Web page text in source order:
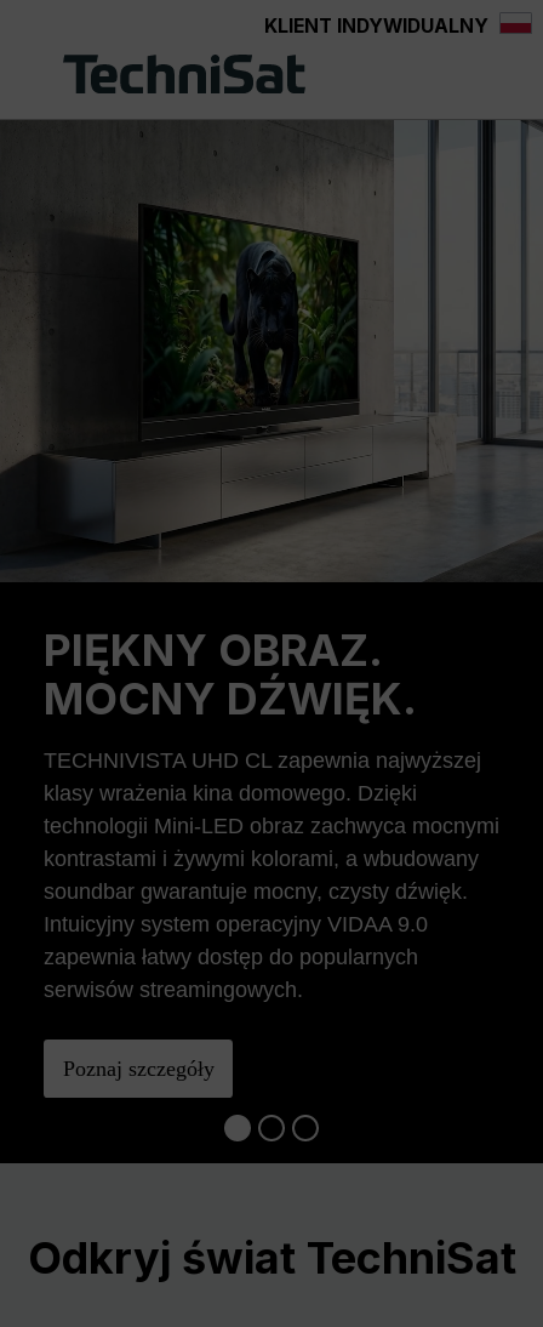
Przejdź do głównej zawartościKLIENT INDYWIDUALNY
PIĘKNY OBRAZ.
MOCNY DŹWIĘK.
TECHNIVISTA UHD CL zapewnia najwyższej
klasy wrażenia kina domowego. Dzięki
technologii Mini-LED obraz zachwyca mocnymi
kontrastami i żywymi kolorami, a wbudowany
soundbar gwarantuje mocny, czysty dźwięk.
Intuicyjny system operacyjny VIDAA 9.0
zapewnia łatwy dostęp do popularnych
serwisów streamingowych.
Poznaj szczegóły
Previous
Odkryj świat TechniSat